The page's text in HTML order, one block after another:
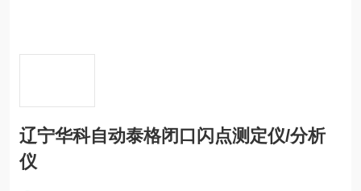
辽宁华科自动泰格闭口闪点测定仪/分析
仪